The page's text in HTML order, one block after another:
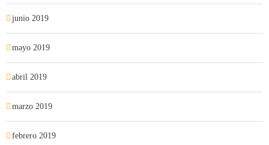
junio 2019
mayo 2019
abril 2019
marzo 2019
febrero 2019